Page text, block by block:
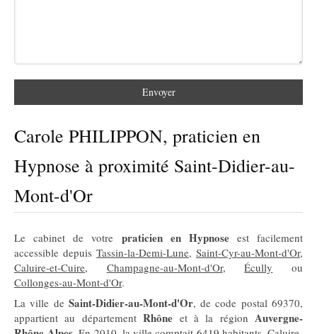
Envoyer
Carole PHILIPPON, praticien en
Hypnose à proximité Saint-Didier-au-
Mont-d'Or
Le cabinet de votre praticien en Hypnoseest facilement
accessible depuis Tassin-la-Demi-Lune, Saint-Cyr-au-Mont-d'Or,
Caluire-et-Cuire, Champagne-au-Mont-d'Or,Écully ou
Collonges-au-Mont-d'Or.
La ville de Saint-Didier-au-Mont-d'Or, de code postal 69370,
appartient au départementRhône et à la région Auvergne-